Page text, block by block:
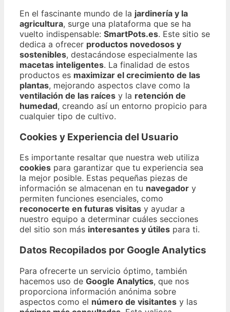
En el fascinante mundo de la jardinería y la
agricultura, surge una plataforma que se ha
vuelto indispensable: SmartPots.es. Este sitio se
dedica a ofrecer productos novedosos y
sostenibles, destacándose especialmente las
macetas inteligentes. La finalidad de estos
productos es maximizar el crecimiento de las
plantas, mejorando aspectos clave como la
ventilación de las raíces y la retención de
humedad, creando así un entorno propicio para
cualquier tipo de cultivo.
Cookies y Experiencia del Usuario
Es importante resaltar que nuestra web utiliza
cookies para garantizar que tu experiencia sea
la mejor posible. Estas pequeñas piezas de
información se almacenan en tu navegador y
permiten funciones esenciales, como
reconocerte en futuras visitas y ayudar a
nuestro equipo a determinar cuáles secciones
del sitio son más interesantes y útiles para ti.
Datos Recopilados por Google Analytics
Para ofrecerte un servicio óptimo, también
hacemos uso de Google Analytics, que nos
proporciona información anónima sobre
aspectos como el número de visitantes y las